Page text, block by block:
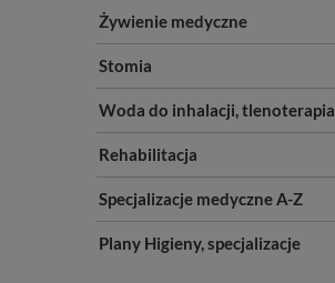
Żywienie medyczne
Stomia
Woda do inhalacji, tlenoterapia
Rehabilitacja
Specjalizacje medyczne A-Z
Plany Higieny, specjalizacje